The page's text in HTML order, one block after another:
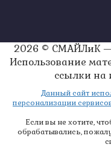
2026 © СМАЙЛиК —
Использование
ссылки на
Данный сайт
персонализации
Если вы не хотите,
обрабатывались,